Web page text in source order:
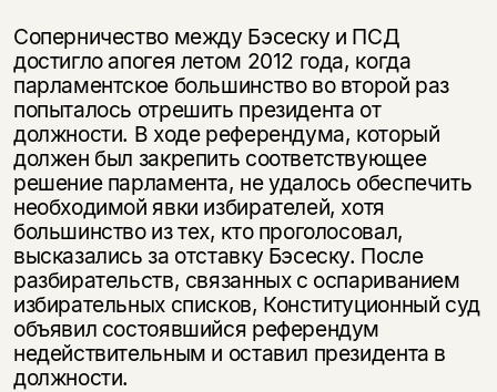
Соперничество между Бэсеску и ПСД
достигло апогея летом 2012 года, когда
парламентское большинство во второй раз
попыталось отрешить президента от
должности. В ходе референдума, который
должен был закрепить соответствующее
решение парламента, не удалось обеспечить
необходимой явки избирателей, хотя
большинство из тех, кто проголосовал,
высказались за отставку Бэсеску. После
разбирательств, связанных с оспариванием
избирательных списков, Конституционный суд
объявил состоявшийся референдум
недействительным и оставил президента в
должности.